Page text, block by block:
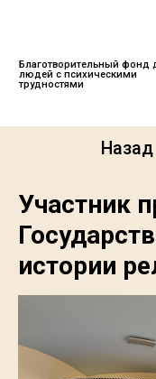
трудностями
Участник
истории